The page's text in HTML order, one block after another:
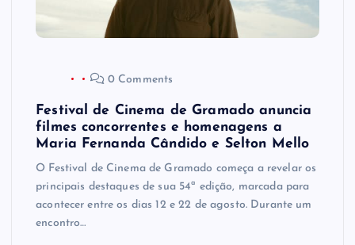
0 Comments
Festival de Cinema de Gramado anuncia
filmes concorrentes e homenagens a
Maria Fernanda Cândido e Selton Mello
O Festival de Cinema de Gramado começa a revelar os
principais destaques de sua 54ª edição, marcada para
acontecer entre os dias 12 e 22 de agosto. Durante um
encontro…